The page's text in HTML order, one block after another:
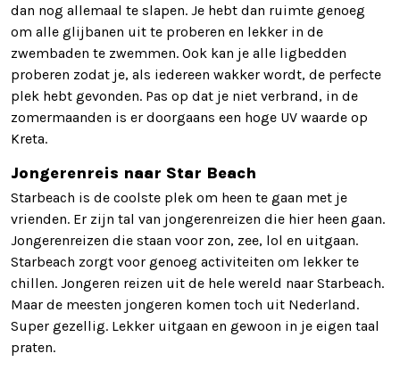
dan nog allemaal te slapen. Je hebt dan ruimte genoeg
om alle glijbanen uit te proberen en lekker in de
zwembaden te zwemmen. Ook kan je alle ligbedden
proberen zodat je, als iedereen wakker wordt, de perfecte
plek hebt gevonden. Pas op dat je niet verbrand, in de
zomermaanden is er doorgaans een hoge UV waarde op
Kreta.
Jongerenreis naar Star Beach
Starbeach is de coolste plek om heen te gaan met je
vrienden. Er zijn tal van jongerenreizen die hier heen gaan.
Jongerenreizen die staan voor zon, zee, lol en uitgaan.
Starbeach zorgt voor genoeg activiteiten om lekker te
chillen. Jongeren reizen uit de hele wereld naar Starbeach.
Maar de meesten jongeren komen toch uit Nederland.
Super gezellig. Lekker uitgaan en gewoon in je eigen taal
praten.